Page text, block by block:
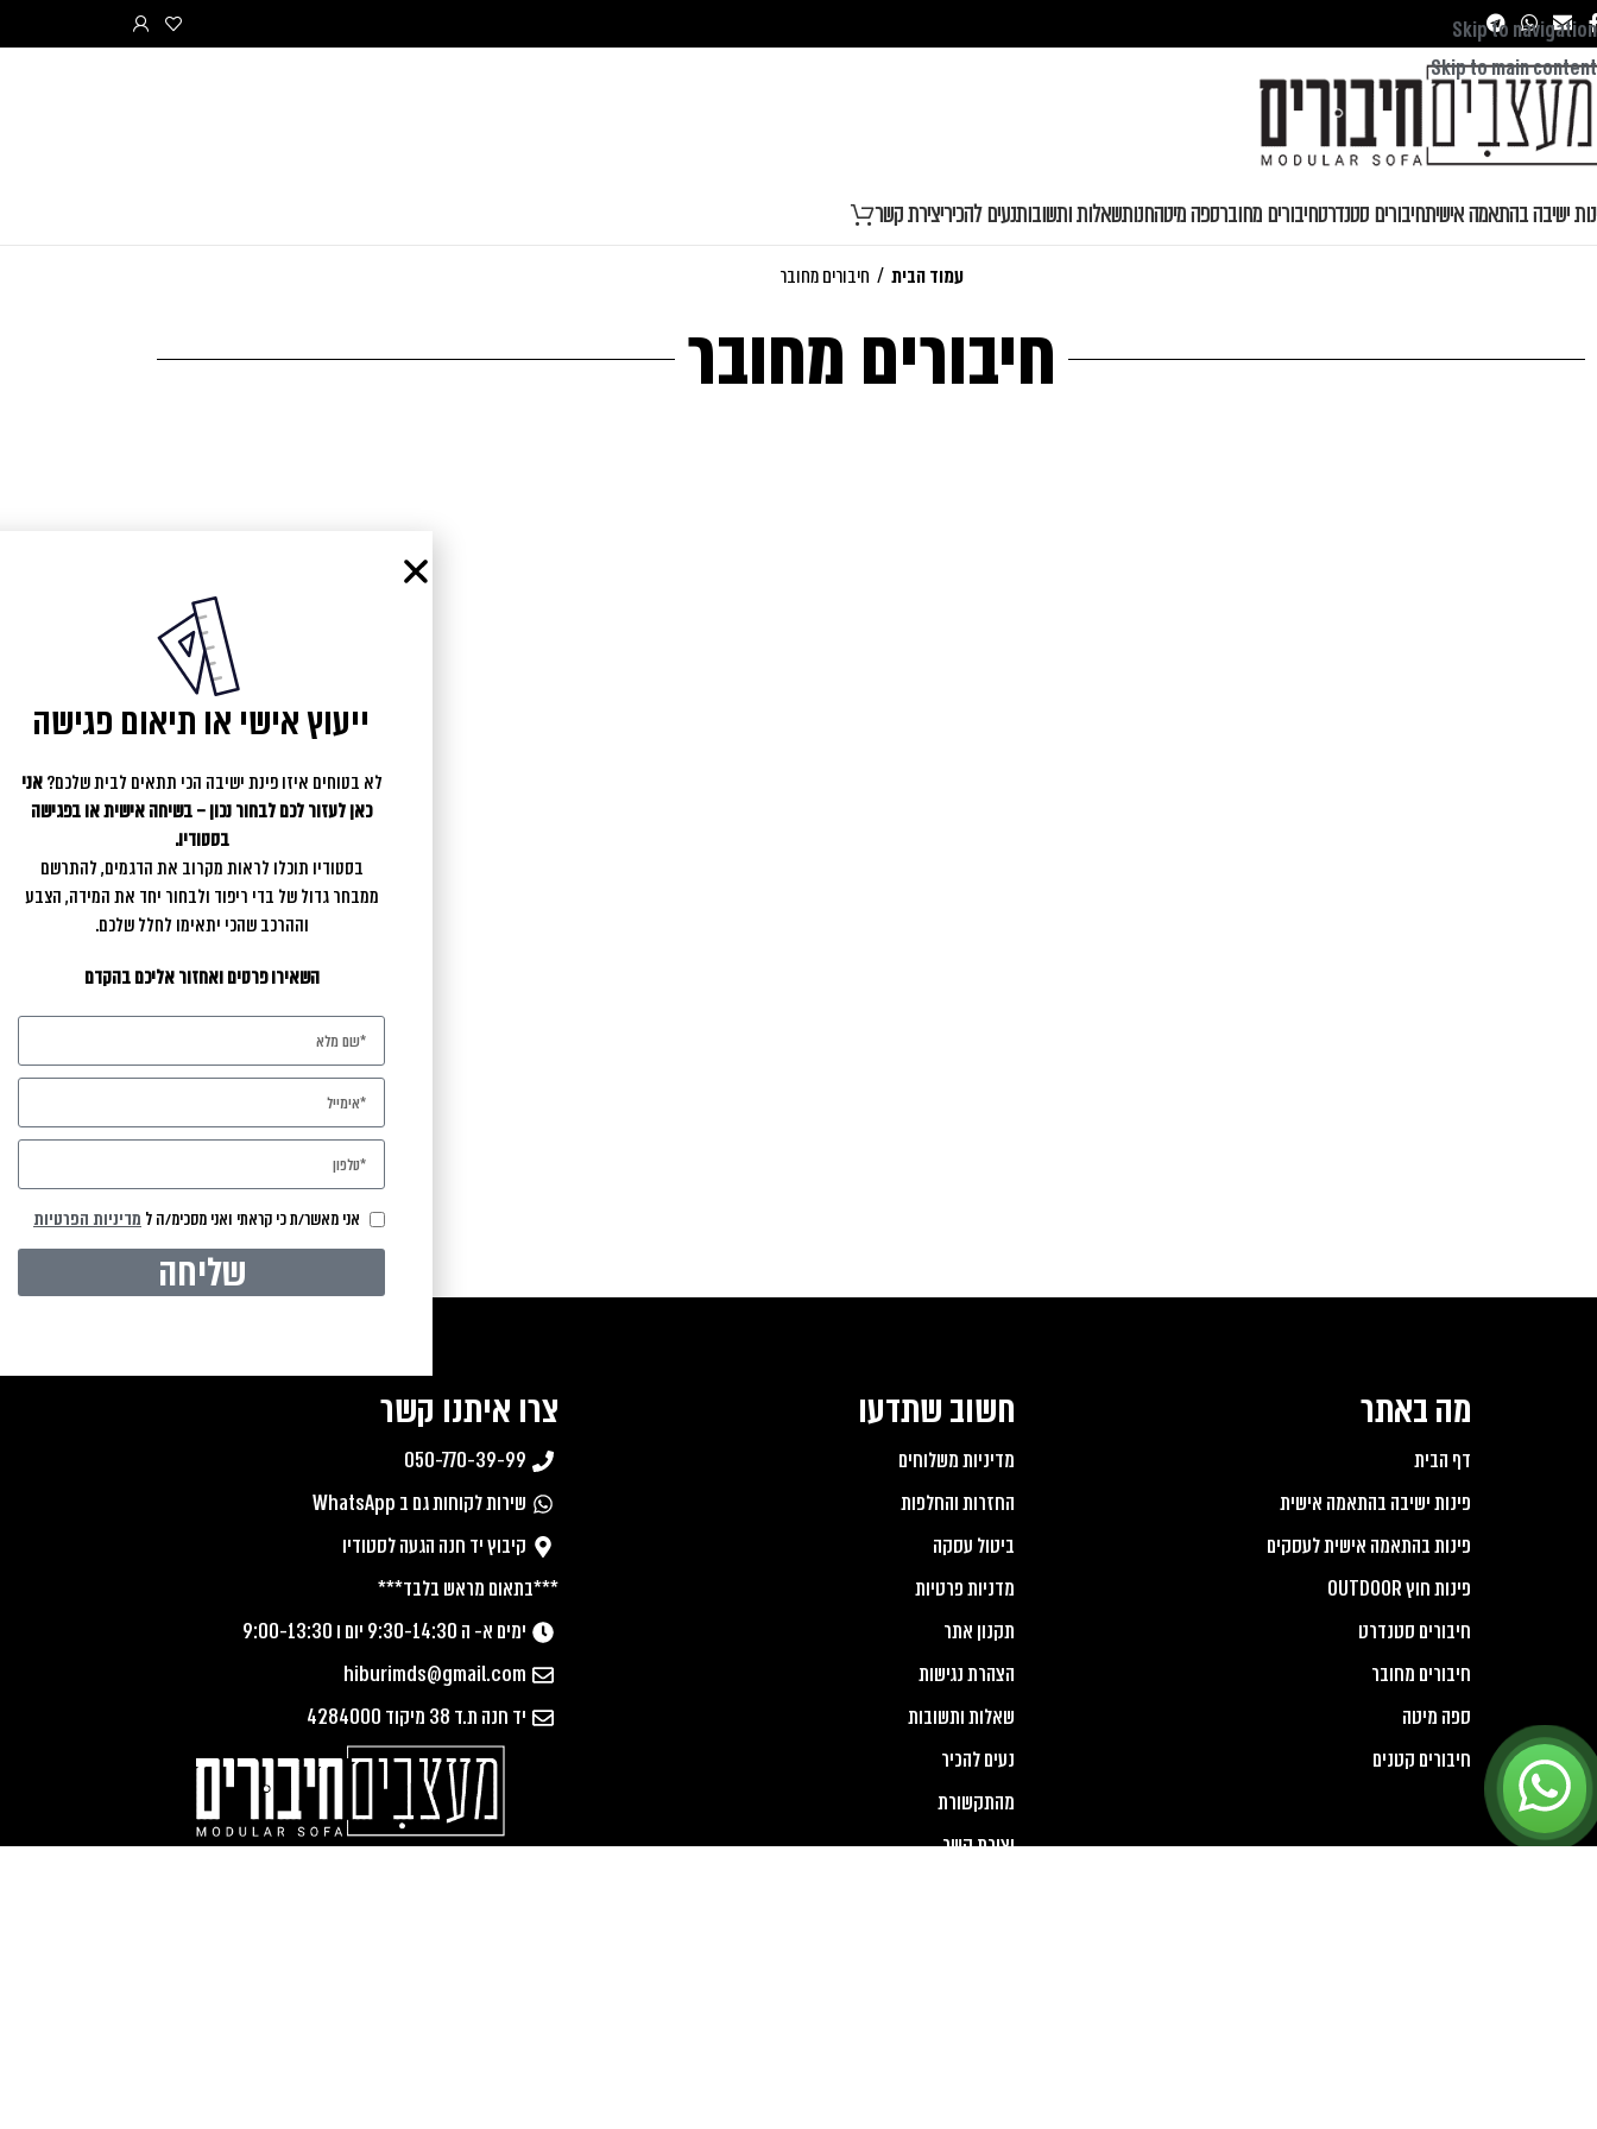
Skip to navigation
Skip to main content
ישיבה בהתאמה אישיתחיבורים סטנדרטחיבורים מחוברספה מיטהחנותשאלות ותשובותנעים להכיריצירת קשר
עמוד הבית / חיבורים מחובר
חיבורים מחובר
לייעוץ אישי או לפגישה
מה באתר
דף הבית
פינות ישיבה בהתאמה אישית
פינות בהתאמה אישית לעסקים
פינות חוץ OUTDOOR
חיבורים סטנדרט
חיבורים מחובר
ספה מיטה
חיבורים קטנים
חשוב שתדעו
מדיניות משלוחים
החזרות והחלפות
ביטול עסקה
מדניות פרטיות
תקנון אתר
הצהרת נגישות
שאלות ותשובות
נעים להכיר
מהתקשורת
יצירת קשר
צרו איתנו קשר
050-770-39-99
שירות לקוחות גם ב WhatsApp
קיבוץ יד חנה הגעה לסטודיו
***בתאום מראש בלבד***
ימים א- ה 9:30-14:30 יום ו 9:00-13:30
hiburimds@gmail.com
יד חנה ת.ד 38 מיקוד 4284000
ייעוץ אישי או תיאום פגישה
לא בטוחים איזו פינת ישיבה הכי תתאים לבית שלכם?אני
כאן לעזור לכם לבחור נכון – בשיחה אישית או בפגישה
בסטודיו.
בסטודיו תוכלו לראות מקרוב את הדגמים, להתרשם
ממבחר גדול של בדי ריפוד ולבחור יחד את המידה, הצבע
וההרכב שהכי יתאימו לחלל שלכם.
השאירו פרטים ואחזור אליכם בהקדם
אני מאשר/ת כי קראתי ואני מסכימ/ה ל מדיניות הפרטיות
שליחה